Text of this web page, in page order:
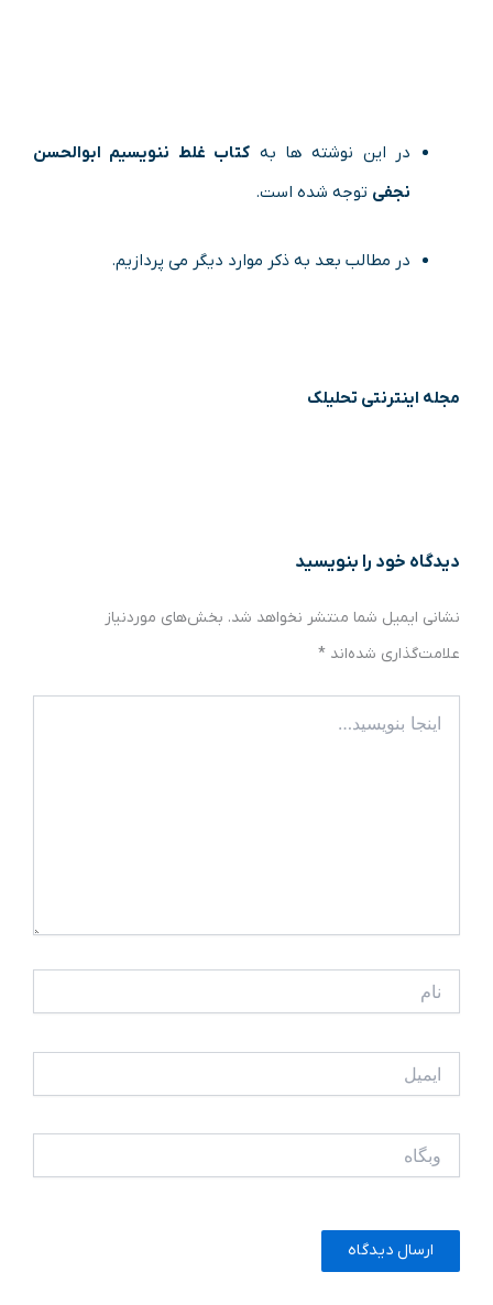
در این نوشته ها به کتاب غلط ننویسیم ابوالحسن
نجفی توجه شده است.
در مطالب بعد به ذکر موارد دیگر می پردازیم.
مجله اینترنتی تحلیلک
دیدگاه‌ خود را بنویسید
نشانی ایمیل شما منتشر نخواهد شد. بخش‌های موردنیاز
علامت‌گذاری شده‌اند *
بنویسید…